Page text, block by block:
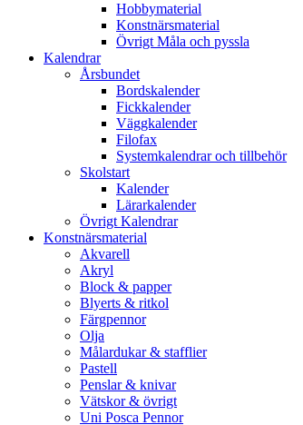
Hobbymaterial
Konstnärsmaterial
Övrigt Måla och pyssla
Kalendrar
Årsbundet
Bordskalender
Fickkalender
Väggkalender
Filofax
Systemkalendrar och tillbehör
Skolstart
Kalender
Lärarkalender
Övrigt Kalendrar
Konstnärsmaterial
Akvarell
Akryl
Block & papper
Blyerts & ritkol
Färgpennor
Olja
Målardukar & stafflier
Pastell
Penslar & knivar
Vätskor & övrigt
Uni Posca Pennor